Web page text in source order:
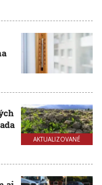
AKTUALIZOVANÉ